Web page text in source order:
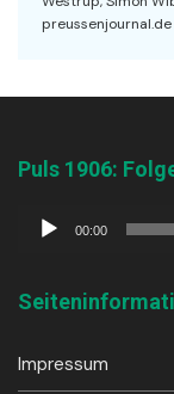
preussenjournal.de
Puls 1906:
Audio-
00:00
Impressum